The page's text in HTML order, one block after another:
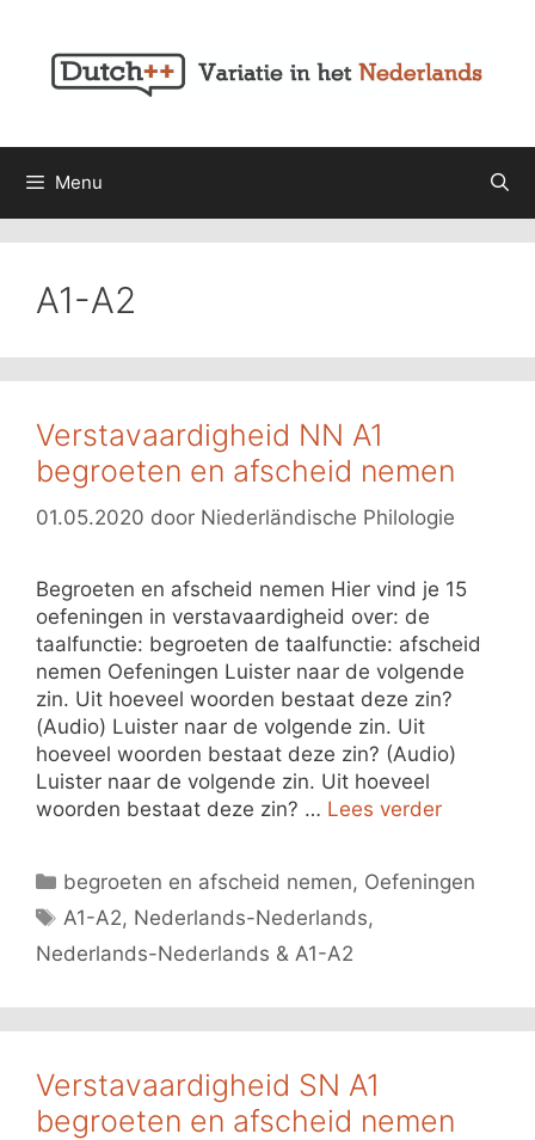
inhoud
Menu
A1-A2
Verstavaardigheid NN A1
begroeten en afscheid nemen
01.05.2020 door Niederländische Philologie
Begroeten en afscheid nemen Hier vind je 15
oefeningen in verstavaardigheid over: de
taalfunctie: begroeten de taalfunctie: afscheid
nemen Oefeningen Luister naar de volgende
zin. Uit hoeveel woorden bestaat deze zin?
(Audio) Luister naar de volgende zin. Uit
hoeveel woorden bestaat deze zin? (Audio)
Luister naar de volgende zin. Uit hoeveel
woorden bestaat deze zin? … Lees verder
Categorieën
begroeten en afscheid nemen, Oefeningen
Tags
A1-A2, Nederlands-Nederlands,
Nederlands-Nederlands & A1-A2
Verstavaardigheid SN A1
begroeten en afscheid nemen